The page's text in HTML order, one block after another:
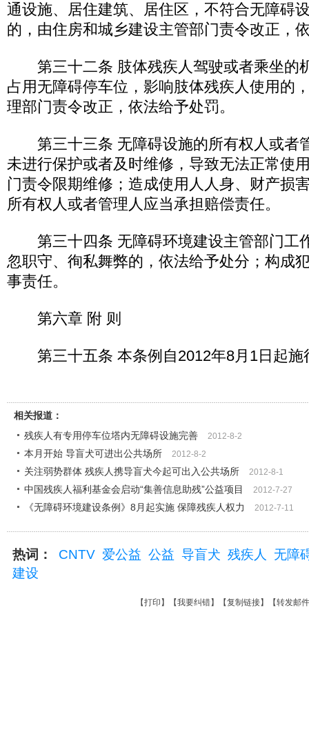
通设施、居住建筑、居住区，不符合无障碍
的，由住房和城乡建设主管部门责令改正，
第三十二条 肢体残疾人驾驶或者乘坐的
占用无障碍停车位，影响肢体残疾人使用的
理部门责令改正，依法给予处罚。
第三十三条 无障碍设施的所有权人或者
未进行保护或者及时维修，导致无法正常使
门责令限期维修；造成使用人人身、财产损
所有权人或者管理人应当承担赔偿责任。
第三十四条 无障碍环境建设主管部门工
忽职守、徇私舞弊的，依法给予处分；构成
事责任。
第六章 附 则
第三十五条 本条例自2012年8月1日起施
相关报道：
残疾人有专用停车位塔内无障碍设施完善
2012-8-2
本月开始 导盲犬可进出公共场所 2012-8-2
关注弱势群体 残疾人携导盲犬今起可出入公共场所 2012-8-1
中国残疾人福利基金会启动“集善信息助残”公益项目 2012-7-27
《无障碍环境建设条例》8月起实施 保障残疾人权力 2012-7-11
热词： CNTV 爱公益 公益 导盲犬 残疾人
无障
建设
【打印 】【我要纠错】【复制链接】【转发邮件